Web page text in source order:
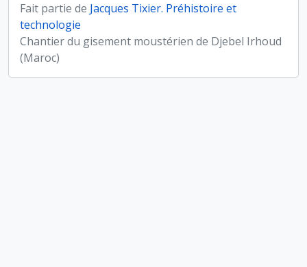
Fait partie de Jacques Tixier. Préhistoire et
technologie
Chantier du gisement moustérien de Djebel Irhoud
(Maroc)